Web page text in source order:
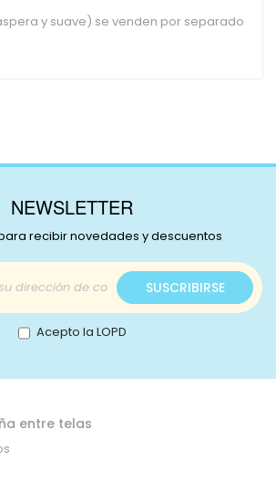
y suave) se venden por separado
NEWSLETTER
recibir novedades y descuentos
Inscríbase
a
nuestro
boletín
de
SUSCRIBIRSE
Acepto la LOPD
entre telas